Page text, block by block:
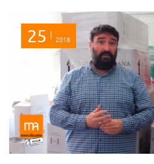
25 2018